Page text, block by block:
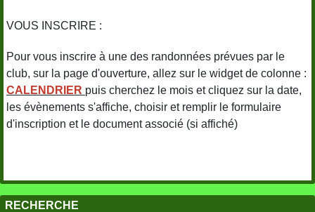
VOUS INSCRIRE :
Pour vous inscrire à une des randonnées prévues par le
club, sur la page d'ouverture, allez sur le widget de colonne :
CALENDRIER puis cherchez le mois et cliquez sur la date,
les évènements s'affiche, choisir et remplir le formulaire
d'inscription et le document associé (si affiché)
RECHERCHE